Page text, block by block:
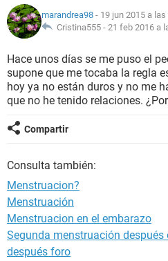
NUTRICIÓN
BIENESTAR
SEXUALIDAD
GLOSARIO
marandrea98 - 19 jun 2015 a las
Cristina555 - 21 feb 2016 a
Hace unos días se me puso el
supone que me tocaba la regla
hoy ya no están duros y no me
que no he tenido relaciones.
Compartir
Consulta también:
Menstruacion?
Menstruación
Menstruacion en el embarazo
Segunda menstruación
después foro